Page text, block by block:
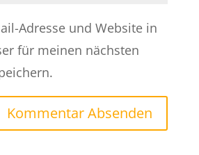
Adresse und Website in
für meinen nächsten